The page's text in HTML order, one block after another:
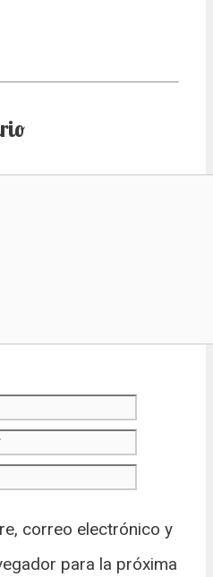
correo electrónico y
para la próxima